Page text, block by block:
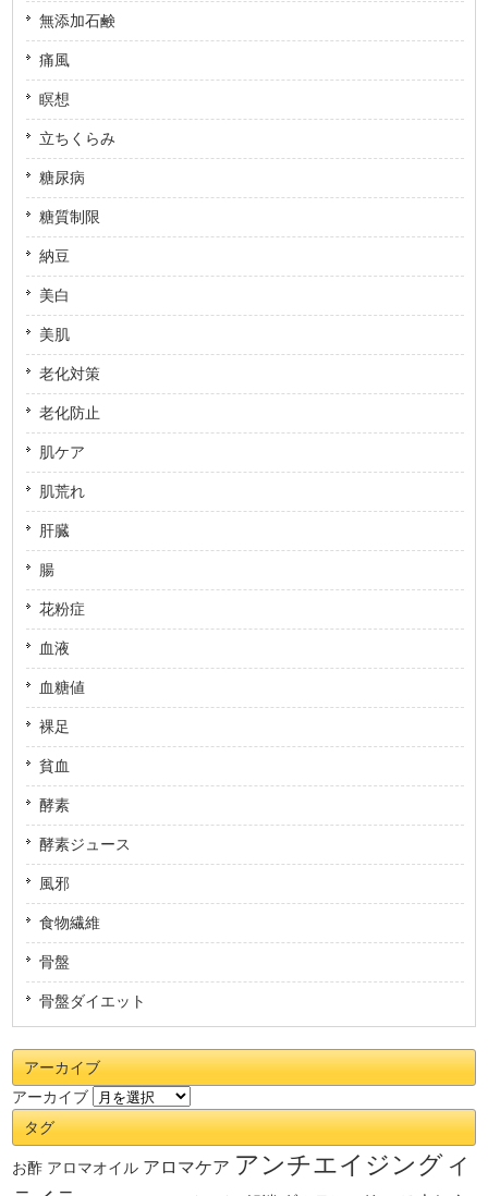
無添加石鹸
痛風
瞑想
立ちくらみ
糖尿病
糖質制限
納豆
美白
美肌
老化対策
老化防止
肌ケア
肌荒れ
肝臓
腸
花粉症
血液
血糖値
裸足
貧血
酵素
酵素ジュース
風邪
食物繊維
骨盤
骨盤ダイエット
アーカイブ
アーカイブ
タグ
お酢 アロマオイル アロマケア アンチエイジング イ